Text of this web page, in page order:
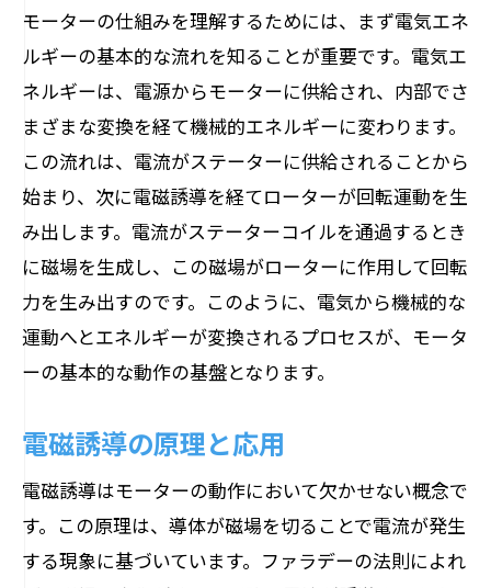
モーターの仕組みを理解するためには、まず電気エネ
ルギーの基本的な流れを知ることが重要です。電気エ
ネルギーは、電源からモーターに供給され、内部でさ
まざまな変換を経て機械的エネルギーに変わります。
この流れは、電流がステーターに供給されることから
始まり、次に電磁誘導を経てローターが回転運動を生
み出します。電流がステーターコイルを通過するとき
に磁場を生成し、この磁場がローターに作用して回転
力を生み出すのです。このように、電気から機械的な
運動へとエネルギーが変換されるプロセスが、モータ
ーの基本的な動作の基盤となります。
電磁誘導の原理と応用
電磁誘導はモーターの動作において欠かせない概念で
す。この原理は、導体が磁場を切ることで電流が発生
する現象に基づいています。ファラデーの法則によれ